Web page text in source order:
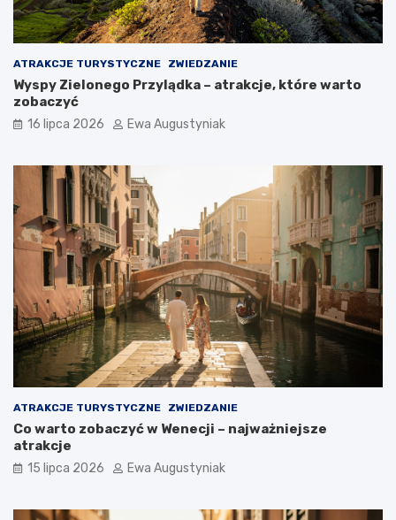
o
p
j
e
c
h
?
i
e
z
e
n
i
ATRAKCJE TURYSTYCZNE ZWIEDZANIE
Wyspy Zielonego Przylądka – atrakcje, które warto
zobaczyć
16 lipca 2026 Ewa Augustyniak
ATRAKCJE TURYSTYCZNE ZWIEDZANIE
Co warto zobaczyć w Wenecji – najważniejsze
atrakcje
15 lipca 2026 Ewa Augustyniak